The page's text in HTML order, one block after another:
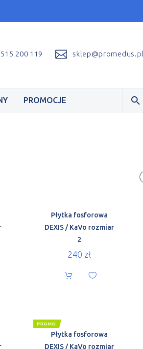
200 119 sklep@promedus.pl
PROMOCJE
Płytka fosforowa
DEXIS / KaVo rozmiar
2
240 zł
PROMO
Płytka fosforowa
DEXIS / KaVo rozmiar